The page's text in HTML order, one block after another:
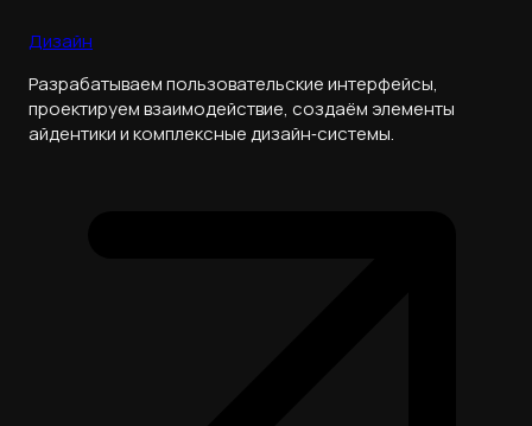
Дизайн
Разрабатываем пользовательские интерфейсы,
проектируем взаимодействие, создаём элементы
айдентики и комплексные дизайн‑системы.